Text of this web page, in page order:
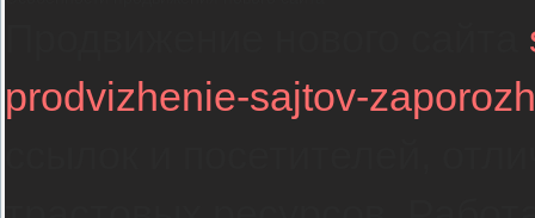
prodvizhenie-sajtov-